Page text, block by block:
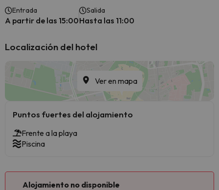
Entrada
A partir de las 15:00
Salida
Hasta las 11:00
Localización del hotel
Ver en mapa
Puntos fuertes del alojamiento
Frente a la playa
Piscina
Alojamiento no disponible